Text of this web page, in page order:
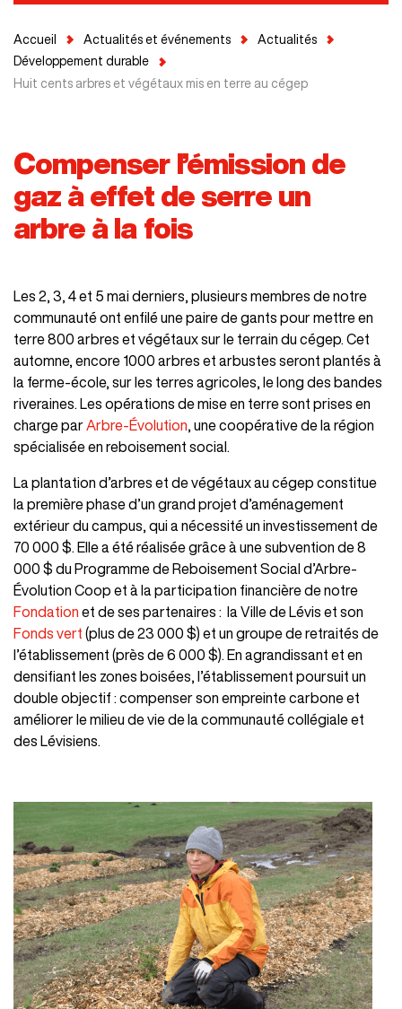
Accueil Actualités et événements
Actualités
Développement durable
Huit cents arbres et végétaux mis en terre au cégep
Compenser l’émission de
gaz à effet de serre un
arbre à la fois
Les 2, 3, 4 et 5 mai derniers, plusieurs membres de notre
communauté ont enfilé une paire de gants pour mettre en
terre 800 arbres et végétaux sur le terrain du cégep. Cet
automne, encore 1000 arbres et arbustes seront plantés à
la ferme-école, sur les terres agricoles, le long des bandes
riveraines. Les opérations de mise en terre sont prises en
charge parArbre-Évolution, une coopérative de la région
spécialisée en reboisement social.
La plantation d’arbres et de végétaux au cégep constitue
la première phase d’un grand projet d’aménagement
extérieur du campus, qui a nécessité un investissement de
70 000 $. Elle a été réalisée grâce à une subvention de 8
000 $ du Programme de Reboisement Social d’Arbre-
Évolution Coop et à la participation financière de notre
Fondation et de ses partenaires : la Ville de Lévis et son
Fonds vert (plus de 23 000 $) et un groupe de retraités de
l’établissement (près de 6 000 $). En agrandissant et en
densifiant les zones boisées, l’établissement poursuit un
double objectif : compenser son empreinte carbone et
améliorer le milieu de vie de la communauté collégiale et
des Lévisiens.